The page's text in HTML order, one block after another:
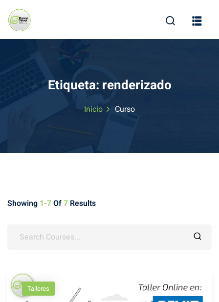
content
Etiqueta: renderizado
Inicio Curso
Showing 1-7Of7 Results
Talleres